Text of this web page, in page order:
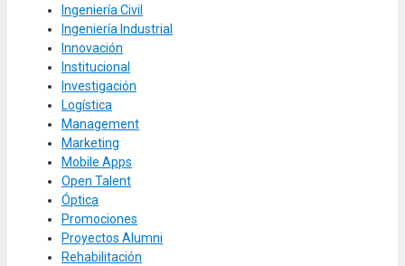
Ingeniería Civil
Ingeniería Industrial
Innovación
Institucional
Investigación
Logística
Management
Marketing
Mobile Apps
Open Talent
Óptica
Promociones
Proyectos Alumni
Rehabilitación